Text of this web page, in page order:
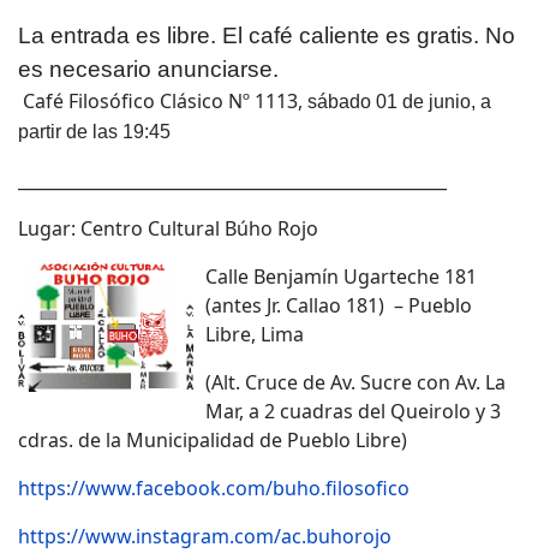
La entrada es libre. El café caliente es gratis. No
es necesario anunciarse.
Café Filosófico Clásico Nº 1113, sábado 01 de junio, a
partir de las 19:45
Lugar: Centro Cultural Búho Rojo
Calle Benjamín Ugarteche 181
(antes Jr. Callao 181) – Pueblo
Libre, Lima
(Alt. Cruce de Av. Sucre con Av. La
Mar, a 2 cuadras del Queirolo y 3
cdras. de la Municipalidad de Pueblo Libre)
https://www.facebook.com/buho.filosofico
https://www.instagram.com/ac.buhorojo